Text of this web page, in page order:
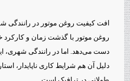
افت کیفیت روغن موتور در رانندگی
روغن موتور با گذشت زمان و کارکرد
دست می‌دهد. اما در رانندگی شهری،
دلیل آن هم شرایط کاری ناپایدار،